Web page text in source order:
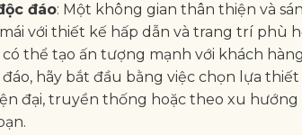
đáo: Một không gian thân thiện và
với thiết kế hấp dẫn và trang trí phù
thể tạo ấn tượng mạnh với khách
hãy bắt đầu bằng việc chọn lựa
đại, truyền thống hoặc theo xu